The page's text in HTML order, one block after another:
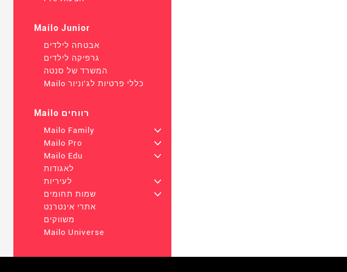
Mailo Junior
אבטחה לילדים
גרפיקה לילדים
המשרד של סנטה
Mailo כללי פרטיות לג'וניור
Mailo רווחים
Mailo Family
+
Mailo Pro
+
Mailo Edu
+
לאגודות
לעיריות
+
שמות תחומים
+
אתרי אינטרנט
משווקים
Mailo Universe